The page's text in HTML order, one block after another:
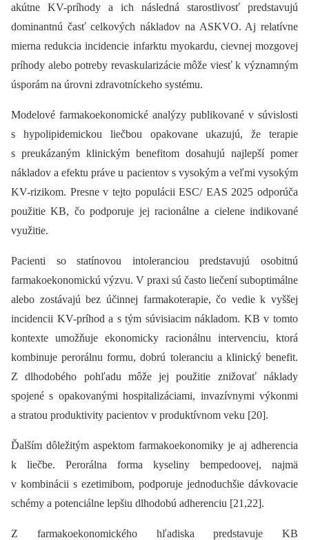
akútne KV-príhody a ich následná starostlivosť predstavujú
dominantnú časť celkových nákladov na ASKVO. Aj relatívne
mierna redukcia incidencie infarktu myokardu, cievnej mozgovej
príhody alebo potreby revaskularizácie môže viesť k významným
úsporám na úrovni zdravotníckeho systému.
Modelové farmakoekonomické analýzy publikované v súvislosti
s hypolipidemickou liečbou opakovane ukazujú, že terapie
s preukázaným klinickým benefitom dosahujú najlepší pomer
nákladov a efektu práve u pacientov s vysokým a veľmi vysokým
KV-rizikom. Presne v tejto populácii ESC/ EAS 2025 odporúča
použitie KB, čo podporuje jej racionálne a cielene indikované
využitie.
Pacienti so statínovou intoleranciou predstavujú osobitnú
farmakoekonomickú výzvu. V praxi sú často liečení suboptimálne
alebo zostávajú bez účinnej farmakoterapie, čo vedie k vyššej
incidencii KV-príhod a s tým súvisiacim nákladom. KB v tomto
kontexte umožňuje ekonomicky racionálnu intervenciu, ktorá
kombinuje perorálnu formu, dobrú toleranciu a klinický benefit.
Z dlhodobého pohľadu môže jej použitie znižovať náklady
spojené s opakovanými hospitalizáciami, invazívnymi výkonmi
a stratou produktivity pacientov v produktívnom veku [20].
Ďalším dôležitým aspektom farmakoekonomiky je aj adherencia
k liečbe. Perorálna forma kyseliny bempedoovej, najmä
v kombinácii s ezetimibom, podporuje jednoduchšie dávkovacie
schémy a potenciálne lepšiu dlhodobú adherenciu [21,22].
Z farmakoekonomického hľadiska predstavuje KB